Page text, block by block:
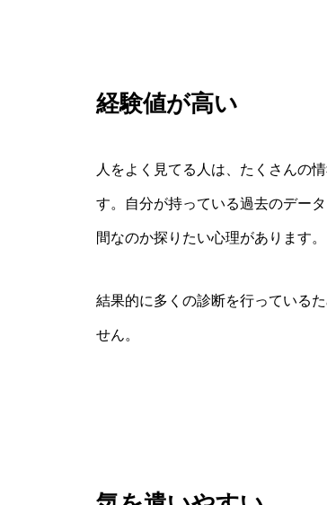
経験値が高い
人をよく見てる人は、たくさんの
す。自分が持っている過去のデー
間なのか探りたい心理があります。
結果的に多くの診断を行っている
せん。